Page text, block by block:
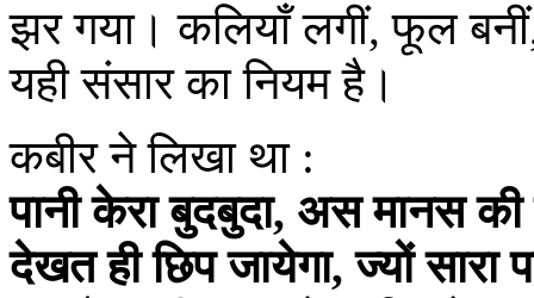
झर गया। कलियाँ लगीं, फूल
यही संसार का नियम है।
कबीर ने लिखा था :
पानी केरा बुदबुदा, अस मानस
देखत ही छिप जायेगा, ज्यों सारा